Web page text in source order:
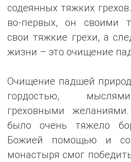
содеянных тяжких
во-первых, он своими
свои тяжкие грехи, а
жизни – это очищение
Очищение падшей
гордостью,
греховными
было очень тяжело
Божией помощью и
монастыря смог